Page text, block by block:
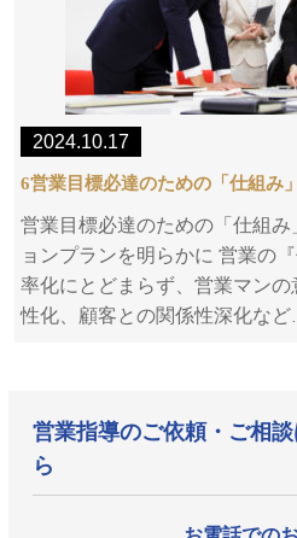
2024.10.17
6営業目標必達のための「仕組み
営業目標必達のための「仕組
ョンプランを明らかに 営業の
率化にとどまらず、営業マン
性化、顧客との関係性深化など
営業指導のご依頼・ご相
ら